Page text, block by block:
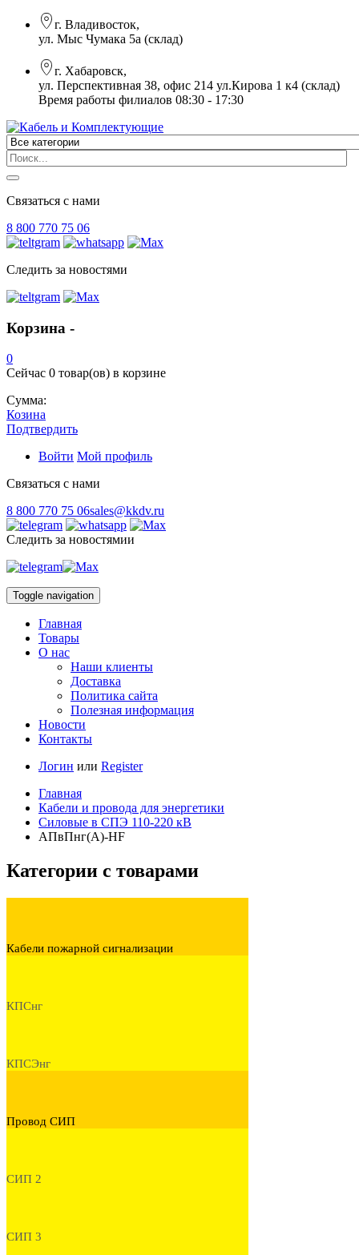
г. Владивосток,
ул. Мыс Чумака 5а (склад)
г. Хабаровск,
ул. Перспективная 38, офис 214 ул.Кирова 1 к4 (склад)
Время работы филиалов 08:30 - 17:30
Связаться с нами
8 800 770 75 06
Следить за новостями
Корзина -
0
Сейчас 0 товар(ов) в корзине
Сумма:
Козина
Подтвердить
Войти Мой профиль
Связаться с нами
8 800 770 75 06sales@kkdv.ru
Следить за новостямии
Toggle navigation
Главная
Товары
О нас
Наши клиенты
Доставка
Политика сайта
Полезная информация
Новости
Контакты
Логин или Register
Главная
Кабели и провода для энергетики
Cиловые в СПЭ 110-220 кВ
АПвПнг(А)-HF
Категории с товарами
Кабели пожарной сигнализации
КПСнг
КПСЭнг
Провод СИП
СИП 2
СИП 3